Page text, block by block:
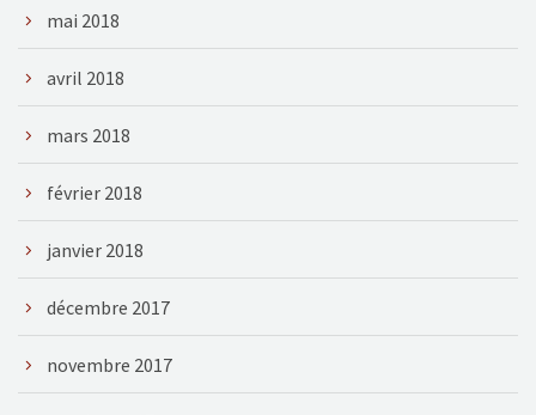
mai 2018
avril 2018
mars 2018
février 2018
janvier 2018
décembre 2017
novembre 2017